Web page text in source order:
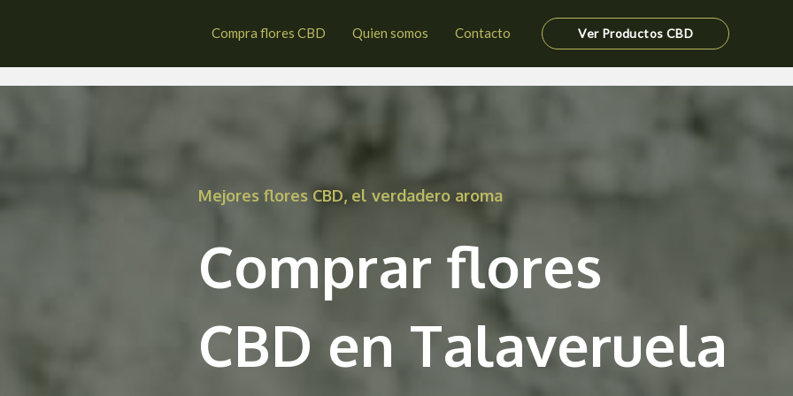
Compra flores CBD Quien somos Contacto Ver Productos CBD
de la Vera
Mejores flores CBD, el verdadero aroma
Comprar flores
CBD en Talaveruela